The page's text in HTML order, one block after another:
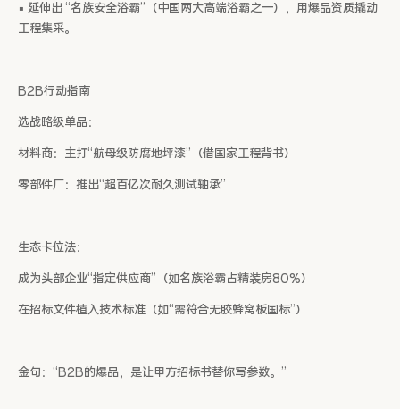
▪ 延伸出 “名族安全浴霸”（中国两大高端浴霸之一），用爆品资质撬动
工程集采。
B2B行动指南
选战略级单品：
材料商：主打“航母级防腐地坪漆”（借国家工程背书）
零部件厂：推出“超百亿次耐久测试轴承”
生态卡位法：
成为头部企业“指定供应商”（如名族浴霸占精装房80%）
在招标文件植入技术标准（如“需符合无胶蜂窝板国标”）
金句：“B2B的爆品，是让甲方招标书替你写参数。”